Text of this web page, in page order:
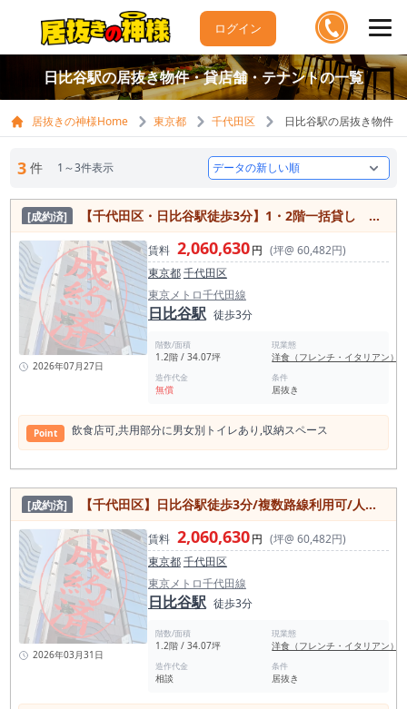
ログイン
日比谷駅の居抜き物件・貸店舗・テナントの一覧
居抜きの神様Home 東京都 千代田区 日比谷駅の居抜き物件
3 件 1～3件表示
[成約済] 【千代田区・日比谷駅徒歩3分】1・2階一括貸し 合計34坪の飲食向け物件
2026年07月27日
賃料 2,060,630円 (坪@ 60,482円)
東京都千代田区
東京メトロ千代田線
日比谷駅 徒歩3分
階数/面積
1.2階 / 34.07坪
現業態
洋食（フレンチ・イタリアン）
造作代金
無償
条件
居抜き
Point 飲⾷店可,共⽤部分に男⼥別トイレあり,収納スペース
[成約済] 【千代田区】日比谷駅徒歩3分/複数路線利用可/人気エリア/お洒落な外観/収納スペース広め/1.2階路面店
2026年03月31日
賃料 2,060,630円 (坪@ 60,482円)
東京都千代田区
東京メトロ千代田線
日比谷駅 徒歩3分
階数/面積
1.2階 / 34.07坪
現業態
洋食（フレンチ・イタリアン）
造作代金
相談
条件
居抜き